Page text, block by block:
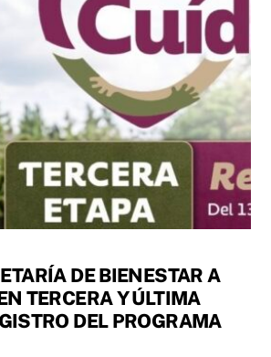
DE BIENESTAR A
TERCERA Y ÚLTIMA
DEL PROGRAMA